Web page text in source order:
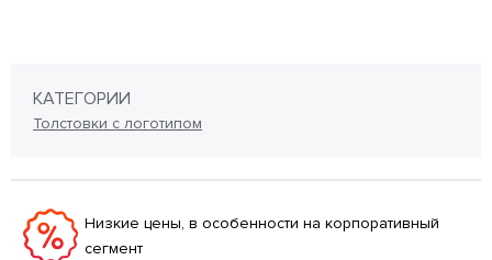
КАТЕГОРИИ
Толстовки с логотипом
Низкие цены, в особенности на корпоративный
сегмент